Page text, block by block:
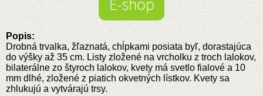
Popis:
Drobná trvalka, žľaznatá, chĺpkami posiata byľ, dorastajúca
do výšky až 35 cm. Listy zložené na vrcholku z troch lalokov,
bilaterálne zo štyroch lalokov, kvety má svetlo fialové a 10
mm dlhé, zložené z piatich okvetných lístkov. Kvety sa
zhlukujú a vytvárajú trsy.